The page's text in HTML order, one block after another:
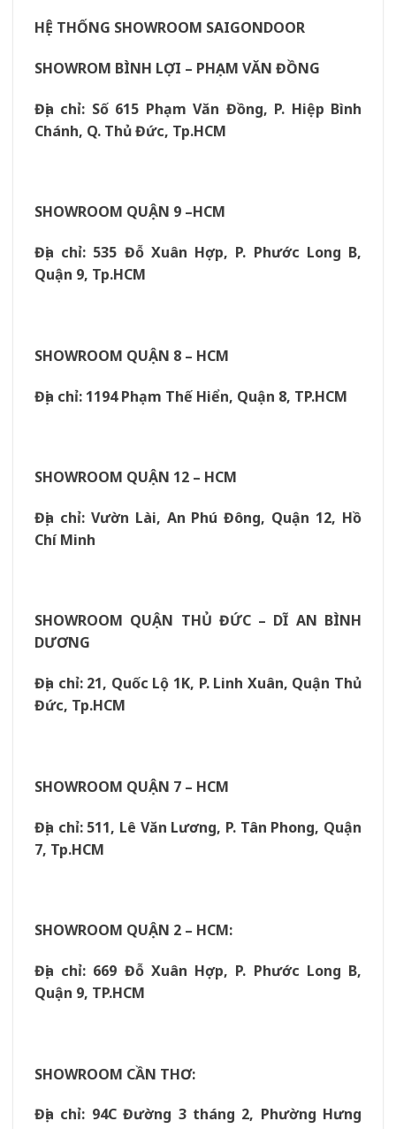
HỆ THỐNG SHOWROOM SAIGONDOOR
SHOWROM BÌNH LỢI – PHẠM VĂN ĐỒNG
Địa chỉ: Số 615 Phạm Văn Đồng, P. Hiệp Bình
Chánh, Q. Thủ Đức, Tp.HCM
SHOWROOM QUẬN 9 –HCM
Địa chỉ: 535 Đỗ Xuân Hợp, P. Phước Long B,
Quận 9, Tp.HCM
SHOWROOM QUẬN 8 – HCM
Địa chỉ: 1194 Phạm Thế Hiển, Quận 8, TP.HCM
SHOWROOM QUẬN 12 – HCM
Địa chỉ: Vườn Lài, An Phú Đông, Quận 12, Hồ
Chí Minh
SHOWROOM QUẬN THỦ ĐỨC – DĨ AN BÌNH
DƯƠNG
Địa chỉ: 21, Quốc Lộ 1K, P. Linh Xuân, Quận Thủ
Đức, Tp.HCM
SHOWROOM QUẬN 7 – HCM
Địa chỉ: 511, Lê Văn Lương, P. Tân Phong, Quận
7, Tp.HCM
SHOWROOM QUẬN 2 – HCM:
Địa chỉ: 669 Đỗ Xuân Hợp, P. Phước Long B,
Quận 9, TP.HCM
SHOWROOM CẦN THƠ:
Địa chỉ: 94C Đường 3 tháng 2, Phường Hưng